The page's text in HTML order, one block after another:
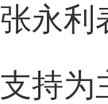
张永利
支持为